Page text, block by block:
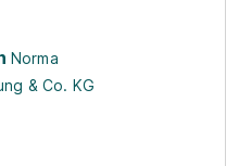
Norma
& Co. KG